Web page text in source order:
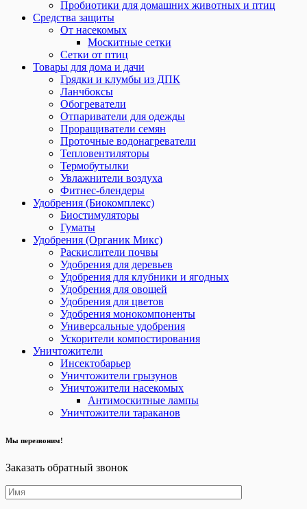
Пробиотики для домашних животных и птиц
Средства защиты
От насекомых
Москитные сетки
Сетки от птиц
Товары для дома и дачи
Грядки и клумбы из ДПК
Ланчбоксы
Обогреватели
Отпариватели для одежды
Проращиватели семян
Проточные водонагреватели
Тепловентиляторы
Термобутылки
Увлажнители воздуха
Фитнес-блендеры
Удобрения (Биокомплекс)
Биостимуляторы
Гуматы
Удобрения (Органик Микс)
Раскислители почвы
Удобрения для деревьев
Удобрения для клубники и ягодных
Удобрения для овощей
Удобрения для цветов
Удобрения монокомпоненты
Универсальные удобрения
Ускорители компостирования
Уничтожители
Инсектобарьер
Уничтожители грызунов
Уничтожители насекомых
Антимоскитные лампы
Уничтожители тараканов
Мы перезвоним!
Заказать обратный звонок